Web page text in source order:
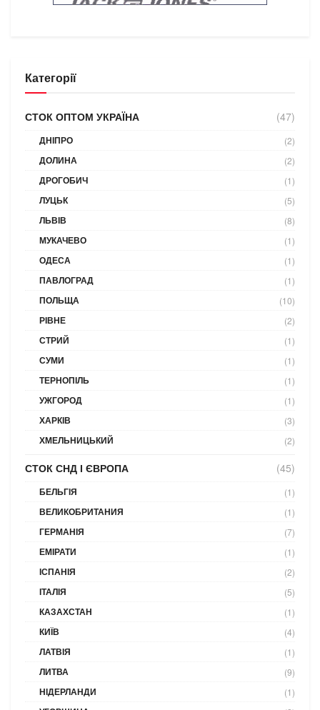
Категорії
СТОК ОПТОМ УКРАЇНА (47)
ДНІПРО (2)
ДОЛИНА (2)
ДРОГОБИЧ (1)
ЛУЦЬК (5)
ЛЬВІВ (8)
МУКАЧЕВО (1)
ОДЕСА (1)
ПАВЛОГРАД (1)
ПОЛЬЩА (10)
РІВНЕ (2)
СТРИЙ (1)
СУМИ (1)
ТЕРНОПІЛЬ (1)
УЖГОРОД (1)
ХАРКІВ (3)
ХМЕЛЬНИЦЬКИЙ (2)
СТОК СНД І ЄВРОПА (45)
БЕЛЬГІЯ (1)
ВЕЛИКОБРИТАНИЯ (1)
ГЕРМАНІЯ (7)
ЕМІРАТИ (1)
ІСПАНІЯ (2)
ІТАЛІЯ (5)
КАЗАХСТАН (1)
КИЇВ (4)
ЛАТВІЯ (1)
ЛИТВА (9)
НІДЕРЛАНДИ (1)